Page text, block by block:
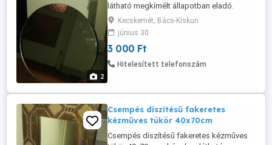
2
látható megkímélt állapotban eladó.
Kecskemét, Bács-Kiskun
június 30
3 000 Ft
Hitelesített telefonszám
Csempés díszítésű fakeretes
kézműves tükör 40x70cm
Csempés díszítésű fakeretes kézműves